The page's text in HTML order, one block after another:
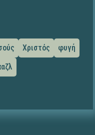
Χριστός
φυγή